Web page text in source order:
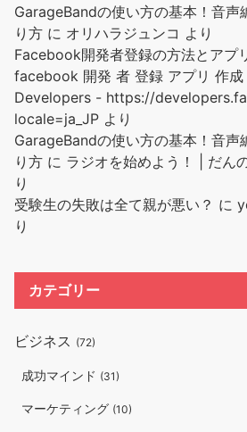
GarageBandの使い方の基本！音声
り方 に オリハラジュンコ より
Facebook開発者登録の方法とアプ
facebook 開発 者 登録 アプリ 作
Developers - https://
locale=ja_JP より
GarageBandの使い方の基本！音声
り方 に ラジオを始めよう！ | だん
り
受験生の失敗は全て親が悪い？ に
り
カテゴリー
ビジネス (72)
成功マインド (31)
マーケティング (10)